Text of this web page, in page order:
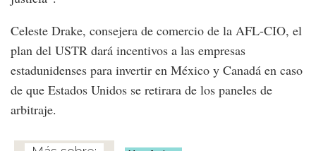
Celeste Drake, consejera de comercio de la AFL-CIO, el
plan del USTR dará incentivos a las empresas
estadunidenses para invertir en México y Canadá en caso
de que Estados Unidos se retirara de los paneles de
arbitraje.